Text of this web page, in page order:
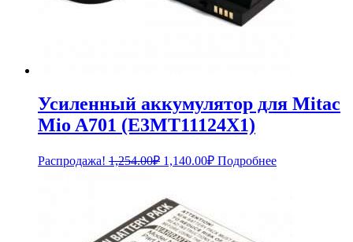
Усиленный аккумулятор для Mitac
Mio A701 (E3MT11124X1)
Распродажа! 1,254.00₽ Первоначальная
1,254.00₽.
1,140.00₽Текущая
цена:
Подробнее